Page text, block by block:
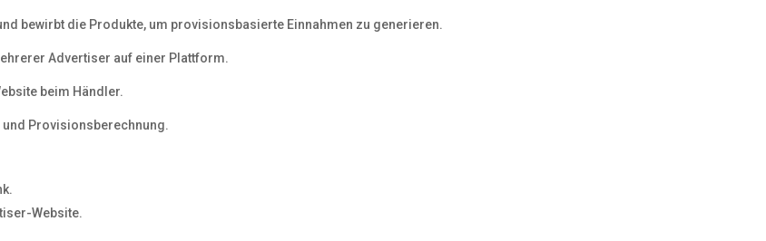
bewirbt die Produkte, um provisionsbasierte Einnahmen zu generieren.
Advertiser auf einer Plattform.
beim Händler.
Provisionsberechnung.
Website.